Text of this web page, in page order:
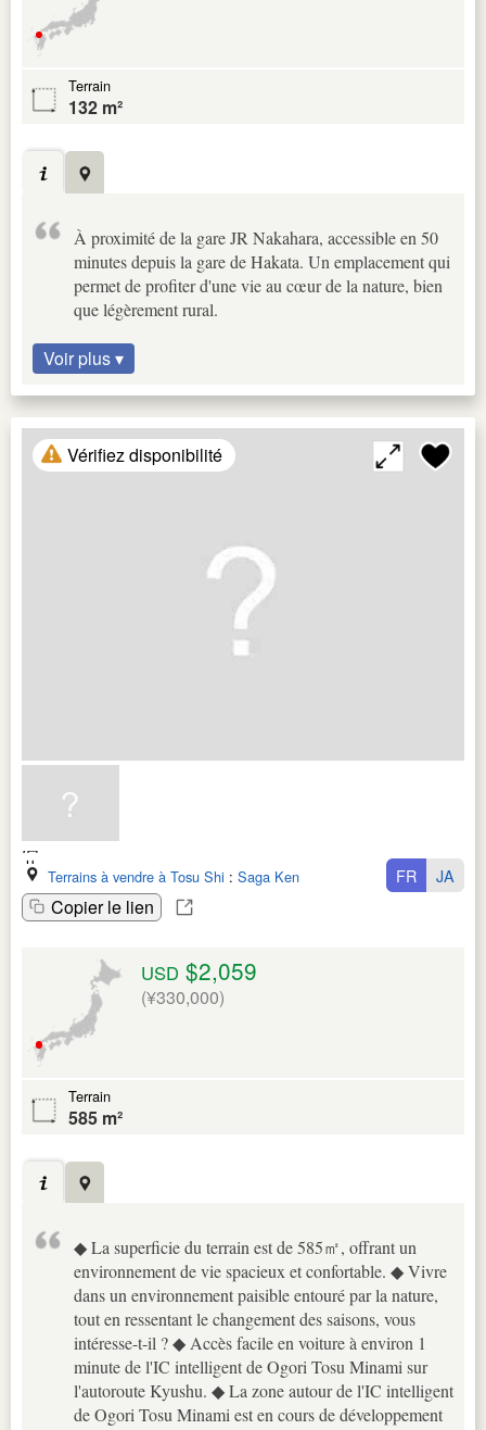
Terrain
132 m²
À proximité de la gare JR Nakahara, accessible en 50
minutes depuis la gare de Hakata. Un emplacement qui
permet de profiter d'une vie au cœur de la nature, bien
que légèrement rural.
Voir plus ▾
Vérifiez disponibilité
Terrains à vendre à Tosu Shi : Saga Ken
Copier le lien
FR JA
USD $2,059
(¥330,000)
Terrain
585 m²
◆ La superficie du terrain est de 585㎡, offrant un
environnement de vie spacieux et confortable. ◆ Vivre
dans un environnement paisible entouré par la nature,
tout en ressentant le changement des saisons, vous
intéresse-t-il ? ◆ Accès facile en voiture à environ 1
minute de l'IC intelligent de Ogori Tosu Minami sur
l'autoroute Kyushu. ◆ La zone autour de l'IC intelligent
de Ogori Tosu Minami est en cours de développement